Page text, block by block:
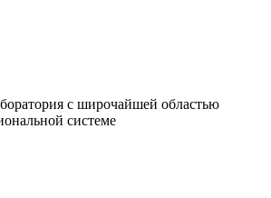
с широчайшей областью
системе